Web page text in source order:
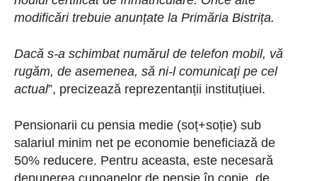
modificări trebuie anunțate la Primăria Bistrița.
Dacă s-a schimbat numărul de telefon mobil, vă
rugăm, de asemenea, să ni-l comunicaţi pe cel
actual”, precizează reprezentanții instituțiuei.
Pensionarii cu pensia medie (soț+soție) sub
salariul minim net pe economie beneficiază de
50% reducere. Pentru aceasta, este necesară